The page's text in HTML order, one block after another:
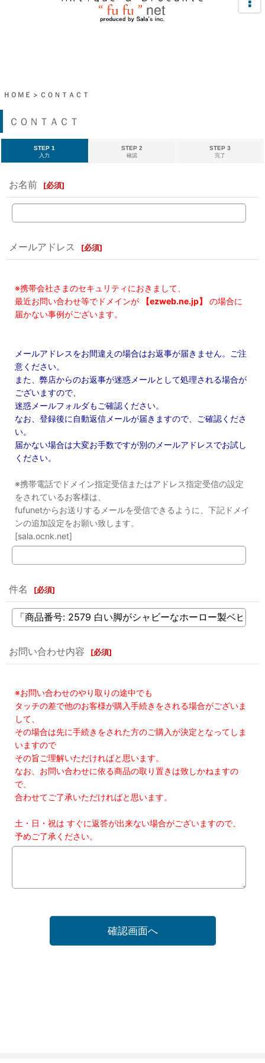
ＨＯＭＥ > ＣＯＮＴＡＣＴ
ＣＯＮＴＡＣＴ
STEP 1
入力
STEP 2
確認
STEP 3
完了
お名前 [必須]
メールアドレス [必須]
※携帯会社さまのセキュリティにおきまして、
最近お問い合わせ等でドメインが
【ezweb.ne.jp】
の場合に
届かない事例がございます。
メールアドレスをお間違えの場合はお返事が届きません。ご注
意ください。
また、弊店からのお返事が迷惑メールとして処理される場合が
ございますので、
迷惑メールフォルダもご確認ください。
なお、登録後に自動返信メールが届きますので、ご確認くださ
い。
届かない場合は大変お手数ですが別のメールアドレスでお試し
ください。
※携帯電話でドメイン指定受信またはアドレス指定受信の設定
をされているお客様は、
fufunetからお送りするメールを受信できるように、下記ドメイ
ンの追加設定をお願い致します。
[sala.ocnk.net]
件名 [必須]
お問い合わせ内容 [必須]
※お問い合わせのやり取りの途中でも
タッチの差で他のお客様が購入手続きをされる場合がございま
して、
その場合は先に手続きをされた方のご購入が決定となってしま
いますので
その旨ご理解いただければと思います。
なお、お問い合わせに依る商品の取り置きは致しかねますの
で、
合わせてご了承いただければと思います。
土・日・祝は すぐに返答が出来ない場合がございますので、
予めご了承ください。
確認画面へ